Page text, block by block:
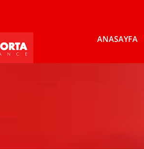
ANASAYFA